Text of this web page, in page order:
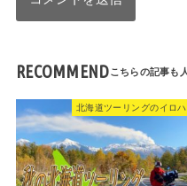
RECOMMEND
北海道ツーリングのイロハ